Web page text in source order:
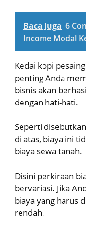
Baca Juga 6
Income Modal
Kedai kopi
penting Anda
bisnis akan
dengan hati-hati.
Seperti
di atas, biaya ini
biaya sewa tanah.
Disini perkiraan
bervariasi. Jika
biaya yang harus
rendah.